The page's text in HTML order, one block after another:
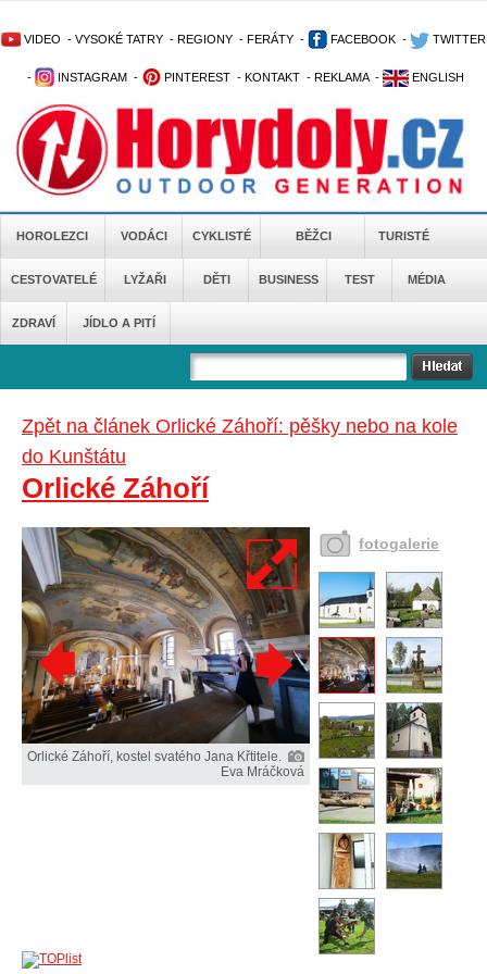
VIDEO - VYSOKÉ TATRY - REGIONY - FERÁTY - FACEBOOK - TWITTER
- INSTAGRAM - PINTEREST - KONTAKT - REKLAMA - ENGLISH
HOROLEZCI VODÁCI CYKLISTÉ BĚŽCI TURISTÉ
CESTOVATELÉ LYŽAŘI DĚTI BUSINESS TEST MÉDIA
ZDRAVÍ JÍDLO A PITÍ
Zpět na článek Orlické Záhoří: pěšky nebo na kole
do Kunštátu
Orlické Záhoří
Orlické Záhoří, kostel svatého Jana Křtitele.
Eva Mráčková
fotogalerie